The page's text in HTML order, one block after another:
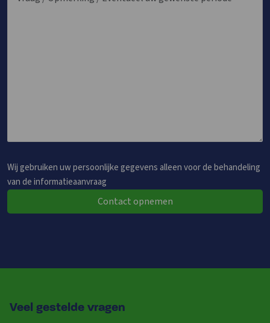
Wij gebruiken uw persoonlijke gegevens alleen voor de behandeling
van de informatieaanvraag
Contact opnemen
Veel gestelde vragen